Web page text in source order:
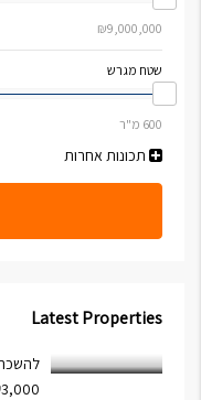
שטח מגרש
תכונות אחרות
Latest Properties
להשכרה